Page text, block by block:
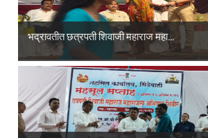
भद्रावतीत छत्रपती शिवाजी महाराज महा...